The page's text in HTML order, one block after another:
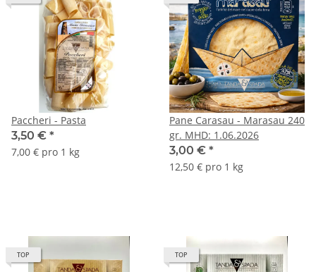
Paccheri - Pasta
3,50 € *
7,00 € pro 1 kg
Pane Carasau - Marasau 240
gr. MHD: 1.06.2026
3,00 € *
12,50 € pro 1 kg
TOP TOP